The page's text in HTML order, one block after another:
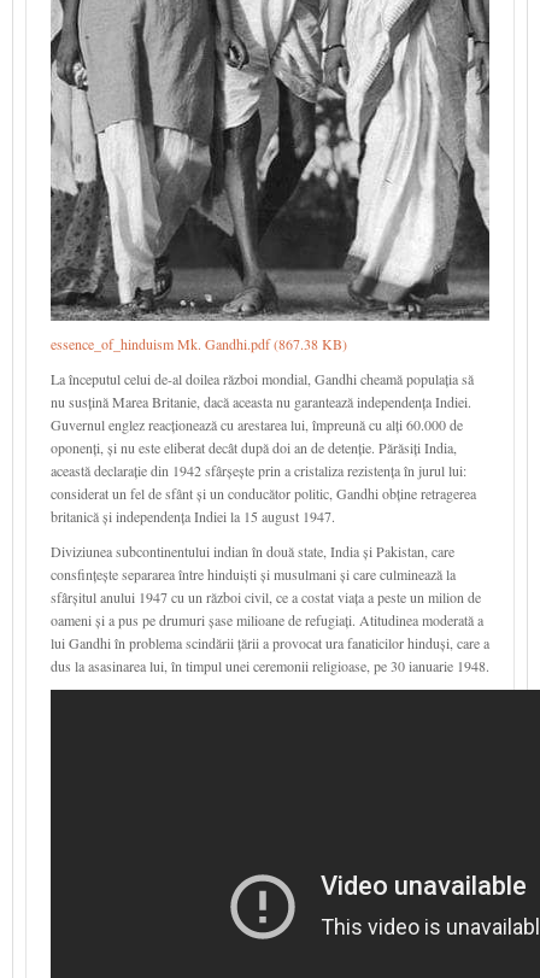
essence_of_hinduism Mk. Gandhi.pdf (867.38 KB)
La începutul celui de-al doilea război mondial, Gandhi cheamă populația să
nu susțină Marea Britanie, dacă aceasta nu garantează independența Indiei.
Guvernul englez reacționează cu arestarea lui, împreună cu alți 60.000 de
oponenți, și nu este eliberat decât după doi an de detenție. Părăsiți India,
această declarație din 1942 sfârșește prin a cristaliza rezistența în jurul lui:
considerat un fel de sfânt și un conducător politic, Gandhi obține retragerea
britanică și independența Indiei la 15 august 1947.
Diviziunea subcontinentului indian în două state, India și Pakistan, care
consfințește separarea între hinduiști și musulmani și care culminează la
sfârșitul anului 1947 cu un război civil, ce a costat viața a peste un milion de
oameni și a pus pe drumuri șase milioane de refugiați. Atitudinea moderată a
lui Gandhi în problema scindării țării a provocat ura fanaticilor hinduși, care a
dus la asasinarea lui, în timpul unei ceremonii religioase, pe 30 ianuarie 1948.